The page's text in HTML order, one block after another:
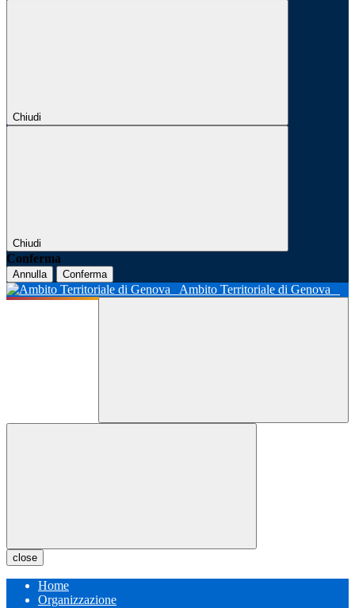
Chiudi
Chiudi
Conferma
Annulla Conferma
Ambito Territoriale di Genova
close
Home
Organizzazione